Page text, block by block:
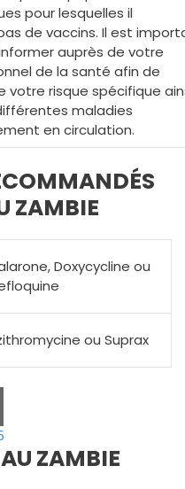
pour lesquelles il
de vaccins. Il est
auprès de votre
de la santé afin de
votre risque spécifique
maladies
en circulation.
ZAMBIE
Doxycycline ou
ou Suprax
ZAMBIE